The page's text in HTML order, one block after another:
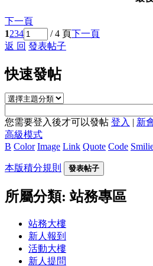
下一頁
1234 / 4 頁下一頁
返 回 發表帖子
快速發帖
您需要登入後才可以發帖 登入 | 新
高級模式
B Color Image Link Quote Code
本版積分規則 發表帖子
所屬分類: 站務專區
站務大樓
新人報到
活動大樓
新人提問